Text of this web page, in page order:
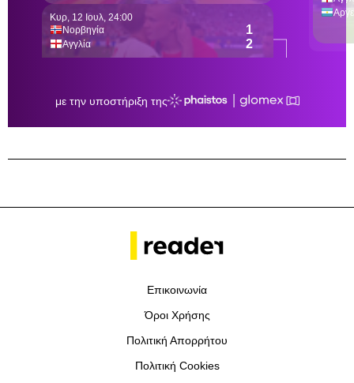
Επικοινωνία
Όροι Χρήσης
Πολιτική Απορρήτου
Πολιτική Cookies